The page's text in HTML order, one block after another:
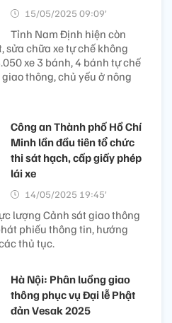
15/05/2025 09:09’
Tỉnh Nam Định hiện còn
sửa chữa xe tự chế không
xe 3 bánh, 4 bánh tự chế
thông, chủ yếu ở nông
Công an Thành phố Hồ Chí
Minh lần đầu tiên tổ chức
thi sát hạch, cấp giấy phép
lái xe
14/05/2025 19:45’
lượng Cảnh sát giao thông
phiếu thông tin, hướng
thủ tục.
Hà Nội: Phân luồng giao
thông phục vụ Đại lễ Phật
đản Vesak 2025